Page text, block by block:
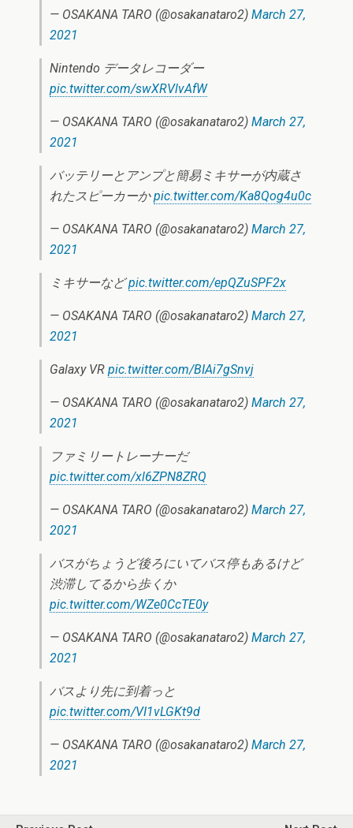
— OSAKANA TARO (@osakanataro2) March 27,
2021
Nintendo データレコーダー
pic.twitter.com/swXRVlvAfW
— OSAKANA TARO (@osakanataro2) March 27,
2021
バッテリーとアンプと簡易ミキサーが内蔵さ
れたスピーカーかpic.twitter.com/Ka8Qog4u0c
— OSAKANA TARO (@osakanataro2) March 27,
2021
ミキサーなどpic.twitter.com/epQZuSPF2x
— OSAKANA TARO (@osakanataro2) March 27,
2021
Galaxy VR pic.twitter.com/BIAi7gSnvj
— OSAKANA TARO (@osakanataro2) March 27,
2021
ファミリートレーナーだ
pic.twitter.com/xl6ZPN8ZRQ
— OSAKANA TARO (@osakanataro2) March 27,
2021
バスがちょうど後ろにいてバス停もあるけど
渋滞してるから歩くか
pic.twitter.com/WZe0CcTE0y
— OSAKANA TARO (@osakanataro2) March 27,
2021
バスより先に到着っと
pic.twitter.com/VI1vLGKt9d
— OSAKANA TARO (@osakanataro2) March 27,
2021